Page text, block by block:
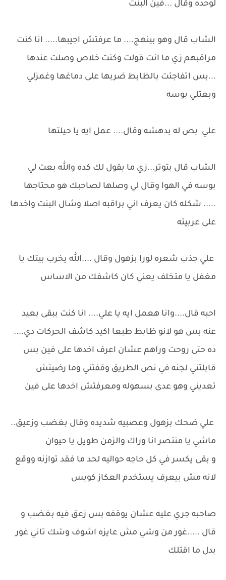
لوحده وقال ...فين البنت
الشاب قال وهو بينهج.... ما عرفتش اجيبها..... انا كنت
مراقبهم زي ما انت قولت وكنت خلاص وصلت عندها
...بس اتفاجئت بالظابط ضربها على دماغها وغمزلي
وبعتلي بوسه
علي بص له بدهشه وقال.... عمل ايه يا حيلتها
الشاب قال بتوتر...زي ما بقول لك كده والله بعت لي
بوسه في الهوا وقال لي وصلها لصاحبك هو محتاجها
..... شكله كان يعرف اني براقبه اصلا وشال البنت واخدها
على عربيته
علي جذب شعره لورا بزهول وقال ....الله يخرب بيتك يا
مغفل يا متخلف يعني كان كاشفك من الاساس
احبه قال....وانا هعمل ايه يا علي.... انا كنت ببقى بعيد
عنه بس هو لانو ظابط طبعا اكيد كاشف الحركات دي....
ده حتى روحت وراهم عشان اعرف اخدها على فين بس
قابلتني لجنه في نص الطريق وقفتني وما رضيتش
تعديني وهو عدى بسهوله ومعرفتش اخدها على فين
علي ضحك بزهول وعصبيه شديده وقال بغضب وزعيق..
ماشي يا منتصر انا وراك والزمن طويل يا حيوان
و بقى يكسر في كل حاجه حواليه لحد ما فقد توازنه ووقع
لانه مش بيعرف يستخدم العكاز كويس
صاحبه جري عليه عشان يوقفه بس زعق فيه بغضب و
قال .....غور من وشي مش عايزه اشوف وشك تاني غور
بدل ما اقتلك